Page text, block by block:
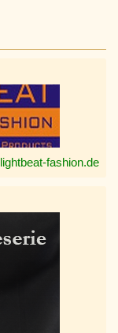
lightbeat-fashion.de